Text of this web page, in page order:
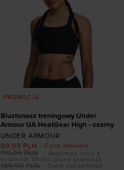
PROMOCJA
Biustonosz treningowy Under
Armour UA HeatGear High - czarny
UNDER ARMOUR
- Cena aktualna
89,99 PLN
- Cena początkowa
189,99 PLN
119,99 PLN
- Najniższa cena z
ostatnich 30 dni przed promocją